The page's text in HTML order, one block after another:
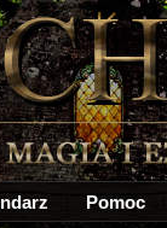
Pomoc